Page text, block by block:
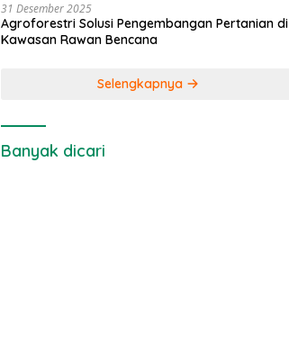
31 Desember 2025
Agroforestri Solusi Pengembangan Pertanian di
Kawasan Rawan Bencana
Selengkapnya
Banyak dicari